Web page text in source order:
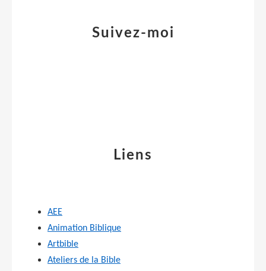
Suivez-moi
Liens
AEE
Animation Biblique
Artbible
Ateliers de la Bible